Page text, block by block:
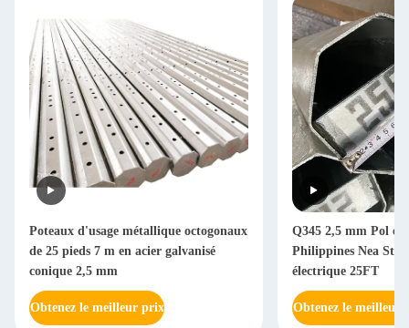
Poteaux d'usage métallique octogonaux
de 25 pieds 7 m en acier galvanisé
conique 2,5 mm
Obtenez le meilleur prix
Q345 2,5 mm Pol
Philippines Nea
électrique 25FT
Obtenez le meilleur